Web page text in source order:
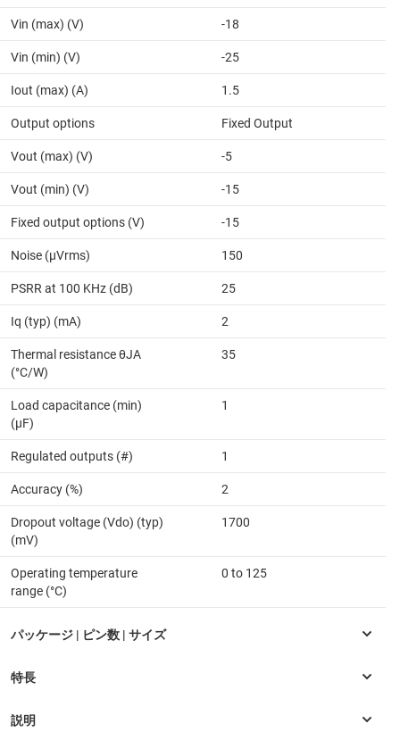
Vin (max) (V) -18
Vin (min) (V) -25
Iout (max) (A) 1.5
Output options Fixed Output
Vout (max) (V) -5
Vout (min) (V) -15
Fixed output options (V) -15
Noise (µVrms) 150
PSRR at 100 KHz (dB) 25
Iq (typ) (mA) 2
Thermal resistance θJA
(°C/W)
35
Load capacitance (min)
(µF)
1
Regulated outputs (#) 1
Accuracy (%) 2
Dropout voltage (Vdo) (typ)
(mV)
1700
Operating temperature
range (°C)
0 to 125